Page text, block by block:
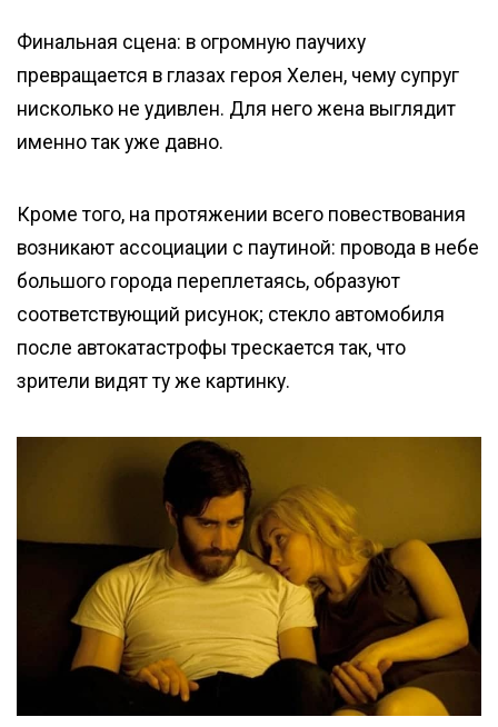
Финальная сцена: в огромную паучиху
превращается в глазах героя Хелен, чему супруг
нисколько не удивлен. Для него жена выглядит
именно так уже давно.
Кроме того, на протяжении всего повествования
возникают ассоциации с паутиной: провода в небе
большого города переплетаясь, образуют
соответствующий рисунок; стекло автомобиля
после автокатастрофы трескается так, что
зрители видят ту же картинку.